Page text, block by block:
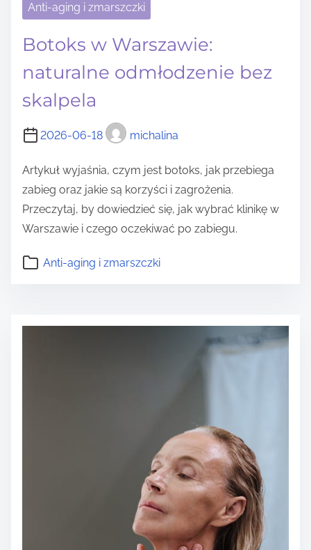
Anti-aging i zmarszczki
Botoks w Warszawie:
naturalne odmłodzenie bez
skalpela
2026-06-18 michalina
Artykuł wyjaśnia, czym jest botoks, jak przebiega
zabieg oraz jakie są korzyści i zagrożenia.
Przeczytaj, by dowiedzieć się, jak wybrać klinikę w
Warszawie i czego oczekiwać po zabiegu.
Anti-aging i zmarszczki